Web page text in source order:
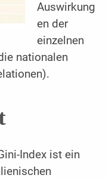
Auswirkung
en der
einzelnen
nationalen
Index ist ein